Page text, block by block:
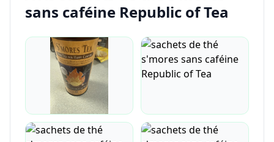
sans caféine Republic of Tea